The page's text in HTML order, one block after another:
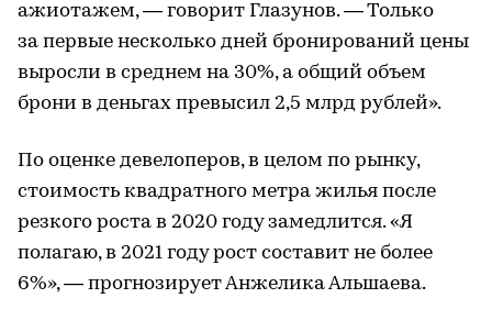
ажиотажем, — говорит Глазунов. — Только
за первые несколько дней бронирований цены
выросли в среднем на 30%, а общий объем
брони в деньгах превысил 2,5 млрд рублей».
По оценке девелоперов, в целом по рынку,
стоимость квадратного метра жилья после
резкого роста в 2020 году замедлится. «Я
полагаю, в 2021 году рост составит не более
6%», — прогнозирует Анжелика Альшаева.